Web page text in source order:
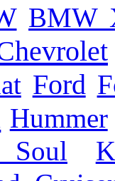
BMW
Ford
Hummer